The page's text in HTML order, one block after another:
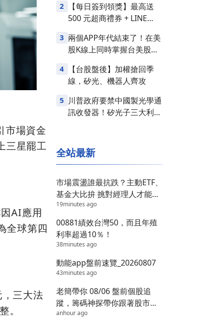
市場資金
三星罷工
AI應用
全球第四
三大法
。
2
【每日簽到領獎】最高送
500 元超商禮券 + LINE
3 兩個APP年代結束了！在美
股K線上同時掌握台美股損
4
【台股盤後】加權搶回季
線，矽光、機器人齊攻
5 川普政府要禁中國製光學通
訊收發器！矽光子三大利多
全站最新
市場震盪誰最抗跌？主動ETF、
基金大比拚 挑對經理人才能安
心抱！
19minutes ago
00881績效台灣50，而且年殖
利率超過10％！
38minutes ago
動能app盤前速覽_20260807
43minutes ago
老簡帶你 08/06 盤前個股追
蹤，籌碼神探帶你跟著股市內
部大戶走！
anhour ago